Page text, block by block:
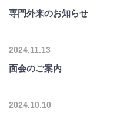
専門外来のお知らせ
2024.11.13
面会のご案内
2024.10.10